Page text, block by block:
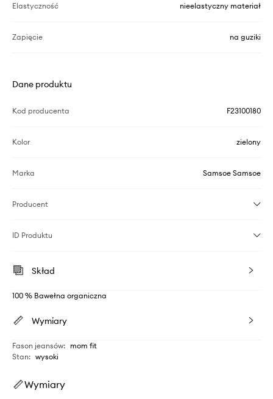
Elastyczność nieelastyczny materiał
Zapięcie na guziki
Dane produktu
Kod producenta F23100180
Kolor zielony
Marka Samsoe Samsoe
Producent
ID Produktu
Skład
100 % Bawełna organiczna
Wymiary
Fason jeansów: mom fit
Stan: wysoki
Wymiary